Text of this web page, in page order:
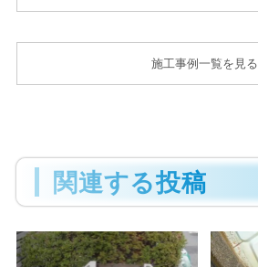
施工事例一覧を見る
関連する投稿